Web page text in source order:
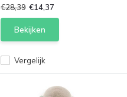
Vergelijk
€28,39 €14,37
Bekijken